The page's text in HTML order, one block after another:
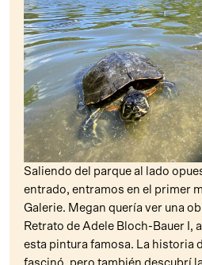
Saliendo del parque al lado
entrado, entramos en el primer
Galerie. Megan quería ver una
Retrato de Adele Bloch-Bauer I,
esta pintura famosa. La historia